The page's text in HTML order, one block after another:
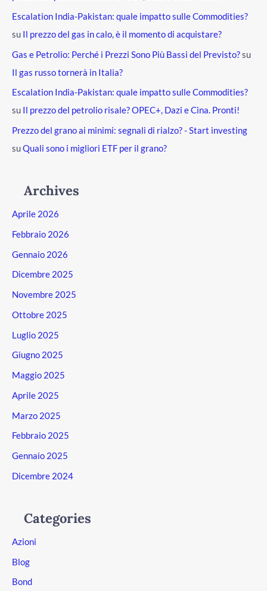
Escalation India-Pakistan: quale impatto sulle Commodities?
su Il prezzo del gas in calo, è il momento di acquistare?
Gas e Petrolio: Perché i Prezzi Sono Più Bassi del Previsto?su
Il gas russo tornerà in Italia?
Escalation India-Pakistan: quale impatto sulle Commodities?
su Il prezzo del petrolio risale? OPEC+, Dazi e Cina. Pronti!
Prezzo del grano ai minimi: segnali di rialzo? - Start investing
suQuali sono i migliori ETF per il grano?
Archives
Aprile 2026
Febbraio 2026
Gennaio 2026
Dicembre 2025
Novembre 2025
Ottobre 2025
Luglio 2025
Giugno 2025
Maggio 2025
Aprile 2025
Marzo 2025
Febbraio 2025
Gennaio 2025
Dicembre 2024
Categories
Azioni
Blog
Bond